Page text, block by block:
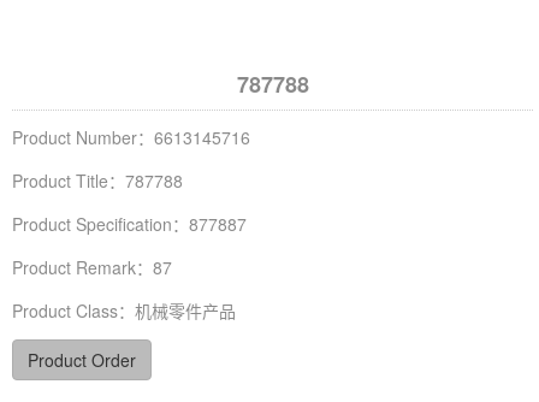
787788
Product Number：6613145716
Product Title：787788
Product Specification：877887
Product Remark：87
Product Class：机械零件产品
Product Order